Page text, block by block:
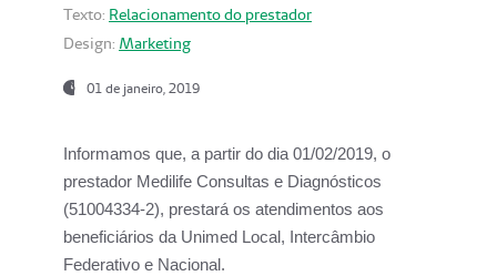
Texto: Relacionamento do prestador
Design: Marketing
01 de janeiro, 2019
Informamos que, a partir do dia 01/02/2019, o
prestador Medilife Consultas e Diagnósticos
(51004334-2), prestará os atendimentos aos
beneficiários da Unimed Local, Intercâmbio
Federativo e Nacional.